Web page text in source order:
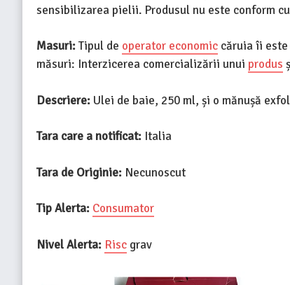
sensibilizarea pielii. Produsul nu este conform
Masuri:Tipul de operator economic căruia îi
măsuri: Interzicerea comercializării unui produs
Descriere: Ulei de baie, 250 ml, și o mănușă
Tara care a notificat: Italia
Tara de Originie: Necunoscut
Tip Alerta: Consumator
Nivel Alerta: Risc grav